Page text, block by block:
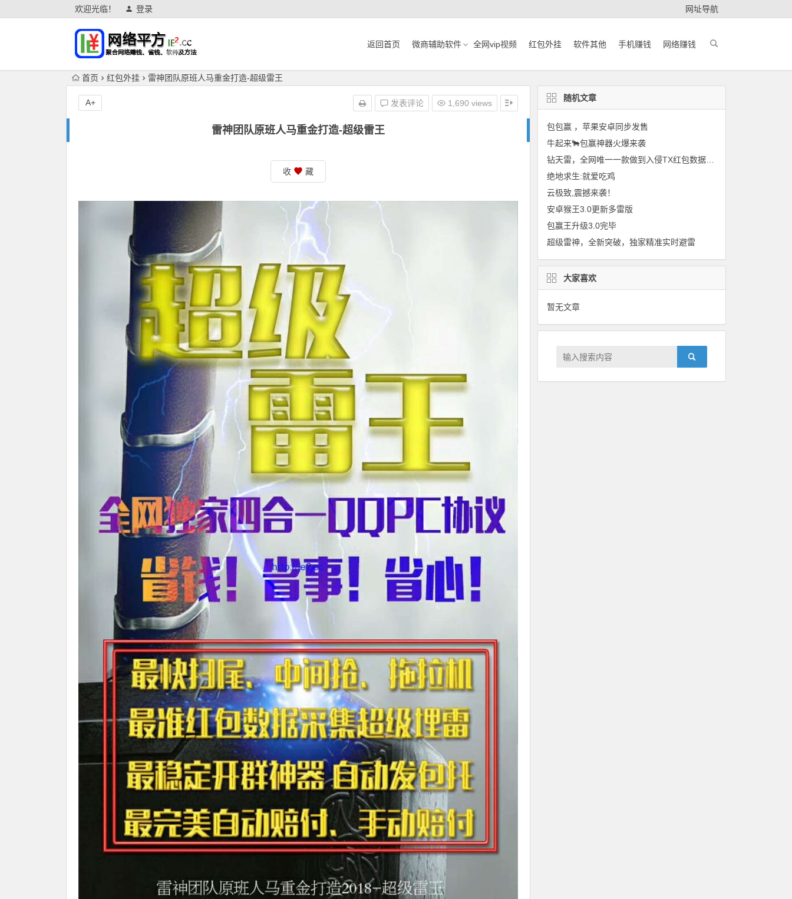
欢迎光临！ 登录 网址导航
返回首页 微商辅助软件 全网vip视频 红包外挂 软件其他 手机赚钱 网络赚钱
首页 红包外挂 雷神团队原班人马重金打造-超级雷王
雷神团队原班人马重金打造-超级雷王
发表评论 1,690 views
A+
收 藏
随机文章
包包赢 ，苹果安卓同步发售
牛起来🐂包赢神器火爆来袭
钻天雷，全网唯一一款做到入侵TX红包数据的埋雷软件
绝地求生:就爱吃鸡
云极致,震撼来袭！
安卓猴王3.0更新多雷版
包赢王升级3.0完毕
超级雷神，全新突破，独家精准实时避雷
大家喜欢
暂无文章